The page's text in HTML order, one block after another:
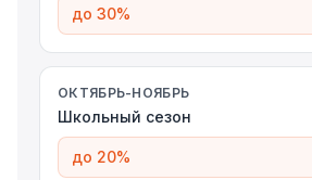
до 30%
ОКТЯБРЬ-НОЯБРЬ
Школьный сезон
до 20%